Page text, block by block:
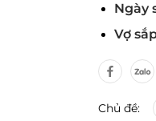
Ngày
Vợ
Chủ đề: